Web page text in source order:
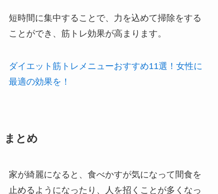
短時間に集中することで、力を込めて掃除をする
ことができ、筋トレ効果が高まります。
ダイエット筋トレメニューおすすめ11選！女性に
最適の効果を！
まとめ
家が綺麗になると、食べかすが気になって間食を
止めるようになったり、人を招くことが多くなっ